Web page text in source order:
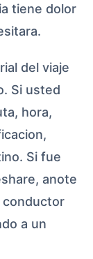
tiene dolor
del viaje
Si usted
hora,
Si fue
anote
conductor
a un